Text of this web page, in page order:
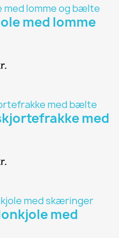
med lomme
med
med